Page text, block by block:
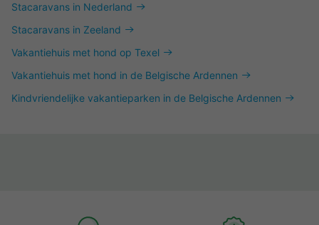
Stacaravans in Nederland
Stacaravans in Zeeland
Vakantiehuis met hond op Texel
Vakantiehuis met hond in de Belgische Ardennen
Kindvriendelijke vakantieparken in de Belgische Ardennen